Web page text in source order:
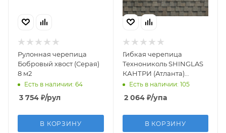
Рулонная черепица
Бобровый хвост (Серая)
8 м2
Есть в наличии: 64
3 754 ₽/рул
В КОРЗИНУ
Гибкая черепица
Технониколь SHINGLAS
КАНТРИ (Атланта)
двухслойная
Есть в наличии: 105
2 064₽/упа
В КОРЗИНУ